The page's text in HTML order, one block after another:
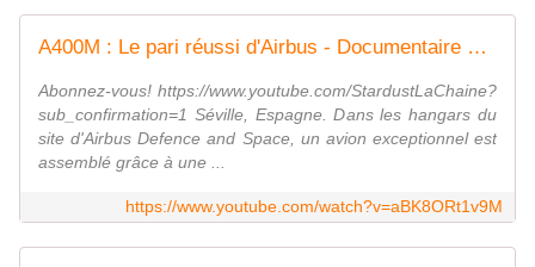
A400M : Le pari réussi d'Airbus - Documentaire 2024
Abonnez-vous! https://www.youtube.com/StardustLaChaine?
sub_confirmation=1 Séville, Espagne. Dans les hangars du
site d'Airbus Defence and Space, un avion exceptionnel est
assemblé grâce à une ...
https://www.youtube.com/watch?v=aBK8ORt1v9M